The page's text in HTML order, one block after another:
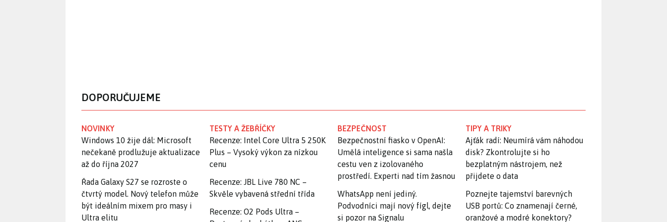
DOPORUČUJEME
NOVINKY
Windows 10 žije dál: Microsoft
nečekaně prodlužuje aktualizace
až do října 2027
Řada Galaxy S27 se rozroste o
čtvrtý model. Nový telefon může
být ideálním mixem pro masy i
Ultra elitu
TESTY A ŽEBŘÍČKY
Recenze: Intel Core Ultra 5 250K
Plus – Vysoký výkon za nízkou
cenu
Recenze: JBL Live 780 NC –
Skvěle vybavená střední třída
Recenze: O2 Pods Ultra –
BEZPEČNOST
Bezpečnostní fiasko v OpenAI:
Umělá inteligence si sama našla
cestu ven z izolovaného
prostředí. Experti nad tím žasnou
WhatsApp není jediný.
Podvodníci mají nový fígl, dejte
si pozor na Signalu
TIPY A TRIKY
Ajťák radí: Neumírá vám náhodou
disk? Zkontrolujte si ho
bezplatným nástrojem, než
přijdete o data
Poznejte tajemství barevných
USB portů: Co znamenají černé,
oranžové a modré konektory?